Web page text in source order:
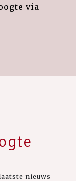
via
nieuws